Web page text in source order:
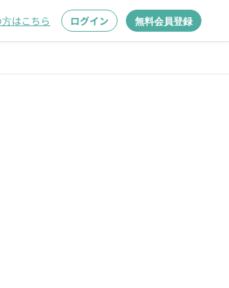
はこちら ログイン 無料会員登録